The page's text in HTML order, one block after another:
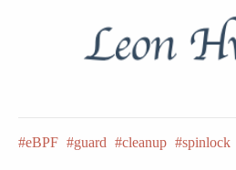
eBPF guard cleanup spinlock